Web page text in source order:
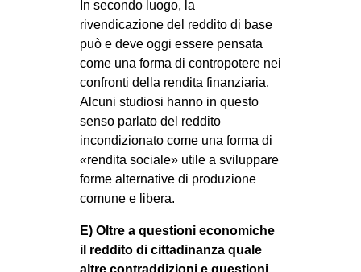
In secondo luogo, la
rivendicazione del reddito di base
può e deve oggi essere pensata
come una forma di contropotere nei
confronti della rendita finanziaria.
Alcuni studiosi hanno in questo
senso parlato del reddito
incondizionato come una forma di
«rendita sociale» utile a sviluppare
forme alternative di produzione
comune e libera.
E) Oltre a questioni economiche
il reddito di cittadinanza quale
altre contraddizioni e questioni